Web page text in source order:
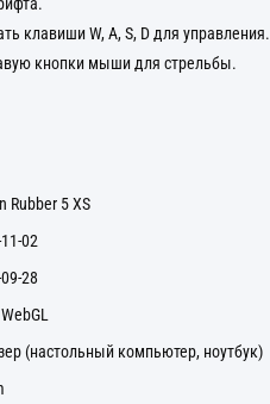
клавиши W, A, S, D для управления.
кнопки мыши для стрельбы.
Rubber 5 XS
02
28
(настольный компьютер, ноутбук)